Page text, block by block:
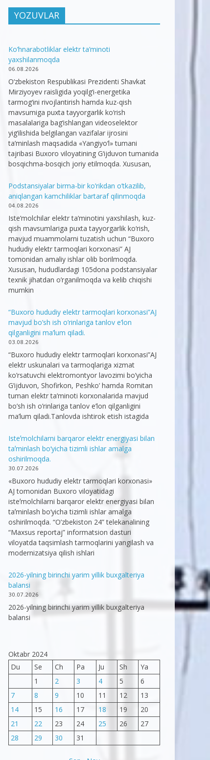
YOZUVLAR
Ko’hnarabotliklar elektr ta’minoti
yaxshilanmoqda
06.08.2026
O‘zbekiston Respublikasi Prezidenti Shavkat
Mirziyoyev raisligida yoqilg‘i-energetika
tarmog‘ini rivojlantirish hamda kuz-qish
mavsumiga puxta tayyorgarlik ko‘rish
masalalariga bag‘ishlangan videoselektor
yig‘ilishida belgilangan vazifalar ijrosini
ta’minlash maqsadida «Yangiyo‘l» tumani
tajribasi Buxoro viloyatining G‘ijduvon tumanida
bosqichma-bosqich joriy etilmoqda. Xususan,
Podstansiyalar birma-bir ko’rikdan o’tkazilib,
aniqlangan kamchiliklar bartaraf qilinmoqda
04.08.2026
Iste’molchilar elektr ta’minotini yaxshilash, kuz-
qish mavsumlariga puxta tayyorgarlik ko‘rish,
mavjud muammolarni tuzatish uchun “Buxoro
hududiy elektr tarmoqlari korxonasi” AJ
tomonidan amaliy ishlar olib borilmoqda.
Xususan, hududlardagi 105dona podstansiyalar
texnik jihatdan o’rganilmoqda va kelib chiqishi
mumkin
“Buxoro hududiy elektr tarmoqlari korxonasi”AJ
mavjud bo’sh ish o’rinlariga tanlov e’lon
qilganligini ma’lum qiladi.
03.08.2026
“Buxoro hududiy elektr tarmoqlari korxonasi”AJ
elektr uskunalari va tarmoqlariga xizmat
ko’rsatuvchi elektromontyor lavozimi bo’yicha
G’ijduvon, Shofirkon, Peshko’ hamda Romitan
tuman elektr ta’minoti korxonalarida mavjud
bo’sh ish o’rinlariga tanlov e’lon qilganligini
ma’lum qiladi.Tanlovda ishtirok etish istagida
Isteʼmolchilarni barqaror elektr energiyasi bilan
taʼminlash bo‘yicha tizimli ishlar amalga
oshirilmoqda.
30.07.2026
«Buxoro hududiy elektr tarmoqlari korxonasi»
AJ tomonidan Buxoro viloyatidagi
isteʼmolchilarni barqaror elektr energiyasi bilan
taʼminlash bo‘yicha tizimli ishlar amalga
oshirilmoqda. “O’zbekiston 24” telekanalining
“Maxsus reportaj” informatsion dasturi
viloyatda taqsimlash tarmoqlarini yangilash va
modernizatsiya qilish ishlari
2026-yilning birinchi yarim yillik buxgalteriya
balansi
30.07.2026
2026-yilning birinchi yarim yillik buxgalteriya
balansi
Oktabr 2024
Du
Se Ch Pa Ju Sh
Ya
1
2 3 4 5
6
7
8 9 10 11 12
13
14
15 16 17 18 19
20
21
22 23 24 25 26
27
28
29 30 31